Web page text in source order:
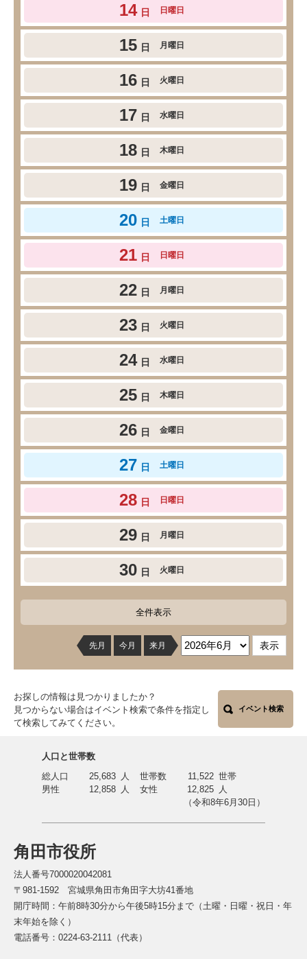
14 日 日曜日
15 日 月曜日
16 日 火曜日
17 日 水曜日
18 日 木曜日
19 日 金曜日
20 日 土曜日
21 日 日曜日
22 日 月曜日
23 日 火曜日
24 日 水曜日
25 日 木曜日
26 日 金曜日
27 日 土曜日
28 日 日曜日
29 日 月曜日
30 日 火曜日
全件表示
先月 今月 来月
お探しの情報は見つかりましたか？
見つからない場合はイベント検索で条件を指定し
て検索してみてください。
イベント検索
角田市役所
法人番号7000020042081
〒981-1592 宮城県角田市角田字大坊41番地
開庁時間：午前8時30分から午後5時15分まで（土曜・日曜・祝日・年
末年始を除く）
電話番号：0224-63-2111（代表）
人口と世帯数
総人口
25,683 人 世帯数 11,522 世帯
男性
12,858 人 女性 12,825 人
（令和8年6月30日）